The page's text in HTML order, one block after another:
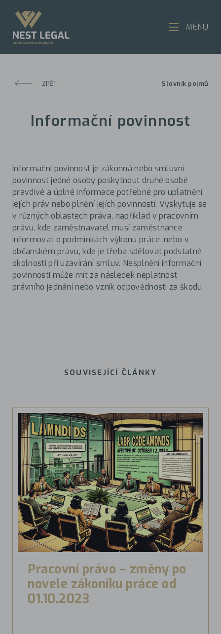
ZPĚT Slovník pojmů
Informační povinnost
Informační povinnost je zákonná nebo smluvní
povinnost jedné osoby poskytnout druhé osobě
pravdivé a úplné informace potřebné pro uplatnění
jejích práv nebo plnění jejích povinností. Vyskytuje se
v různých oblastech práva, například v pracovním
právu, kde zaměstnavatel musí zaměstnance
informovat o podmínkách výkonu práce, nebo v
občanském právu, kde je třeba sdělovat podstatné
okolnosti při uzavírání smluv. Nesplnění informační
povinnosti může mít za následek neplatnost
právního jednání nebo vznik odpovědnosti za škodu.
SOUVISEJÍCÍ ČLÁNKY
Pracovní právo – změny po
novele zákoníku práce od
01.10.2023
MENU